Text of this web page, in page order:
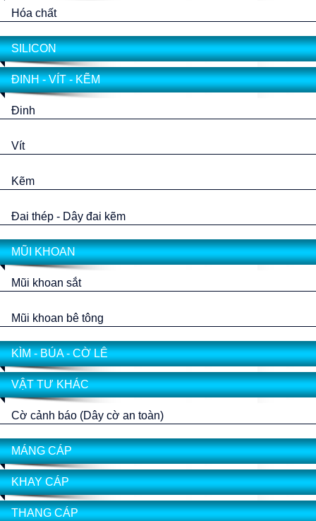
Hóa chất
SILICON
ĐINH - VÍT - KẼM
Đinh
Vít
Kẽm
Đai thép - Dây đai kẽm
MŨI KHOAN
Mũi khoan sắt
Mũi khoan bê tông
KÌM - BÚA - CỜ LÊ
VẬT TƯ KHÁC
Cờ cảnh báo (Dây cờ an toàn)
MÁNG CÁP
KHAY CÁP
THANG CÁP